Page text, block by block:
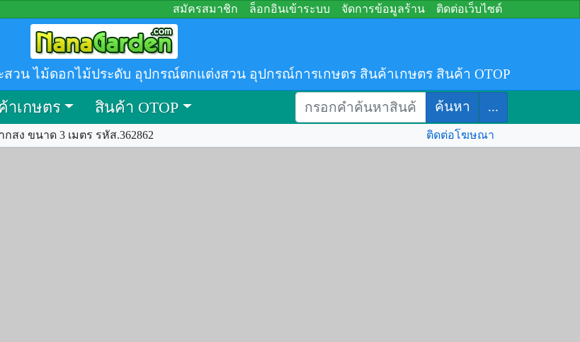
สมัครสมาชิก ล็อกอินเข้าระบบ จัดการข้อมูลร้าน ติดต่อเว็บไซต์
วน ไม้ดอกไม้ประดับ อุปกรณ์ตกแต่งสวน อุปกรณ์การเกษตร สินค้าเกษตร สินค้า OTOP
าเกษตร สินค้า OTOP ค้นหา ...
กสง ขนาด 3 เมตร รหัส.362862 ติดต่อโฆษณา